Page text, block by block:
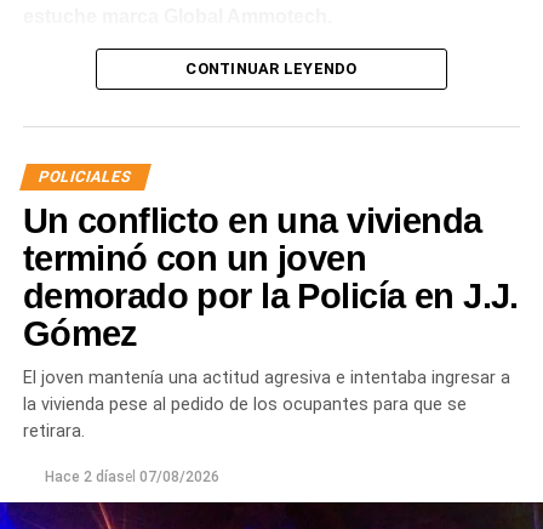
Tras el hallazgo, se dio intervención a la Fiscalía N° 6,
calidad de secuestro y queden a disposición de la
CONTINUAR LEYENDO
POLICIALES
Un conflicto en una vivienda
terminó con un joven
demorado por la Policía en J.J.
Gómez
El joven mantenía una actitud agresiva e intentaba ingresar a
la vivienda pese al pedido de los ocupantes para que se
retirara.
Hace 2 díasel 07/08/2026